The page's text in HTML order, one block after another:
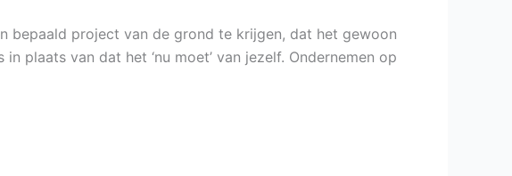
bepaald project van de grond te krijgen, dat het gewoon
plaats van dat het ‘nu moet’ van jezelf. Ondernemen op